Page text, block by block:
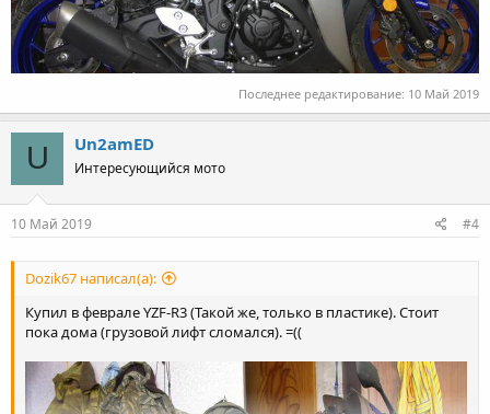
Последнее редактирование: 10 Май 2019
U Un2amED
Интересующийся мото
10 Май 2019 #4
Dozik67 написал(а):
Купил в феврале YZF-R3 (Такой же, только в пластике). Стоит
пока дома (грузовой лифт сломался). =((